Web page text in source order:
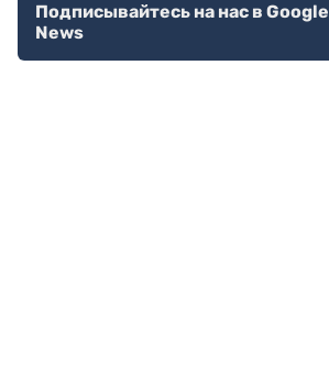
Подписывайтесь на нас в Google
News